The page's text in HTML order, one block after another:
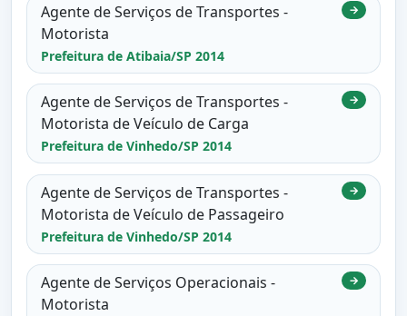
Agente de Serviços de Transportes -
Motorista
Prefeitura de Atibaia/SP 2014
→
Agente de Serviços de Transportes -
Motorista de Veículo de Carga
Prefeitura de Vinhedo/SP 2014
→
Agente de Serviços de Transportes -
Motorista de Veículo de Passageiro
Prefeitura de Vinhedo/SP 2014
→
Agente de Serviços Operacionais -
Motorista
→